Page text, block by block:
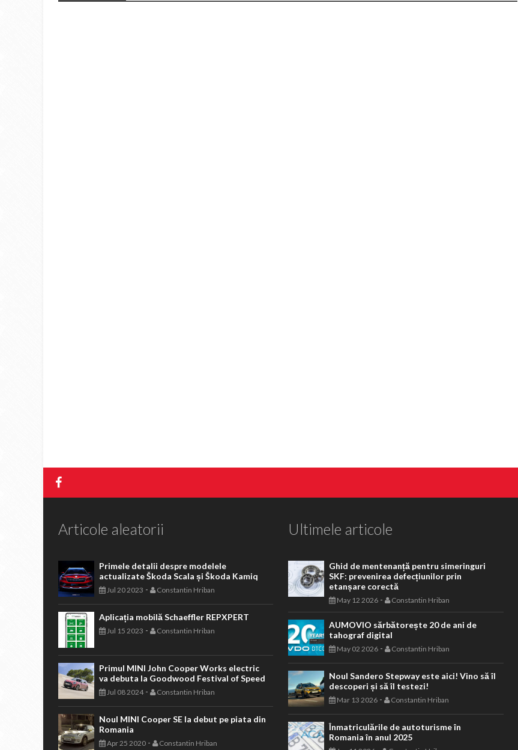
Articole aleatorii
Primele detalii despre modelele
actualizate Škoda Scala și Škoda Kamiq
Jul 20 2023 - Constantin Hriban
Aplicația mobilă Schaeffler REPXPERT
Jul 15 2023 - Constantin Hriban
Primul MINI John Cooper Works electric
va debuta la Goodwood Festival of Speed
Jul 08 2024- Constantin Hriban
Noul MINI Cooper SE la debut pe piata din
Romania
Apr 25 2020 - Constantin Hriban
Ultimele articole
Ghid de mentenanță pentru simeringuri
SKF: prevenirea defecțiunilor prin
etanșare corectă
May 12 2026 - Constantin Hriban
AUMOVIO sărbătorește 20 de ani de
tahograf digital
May 02 2026 - Constantin Hriban
Noul Sandero Stepway este aici! Vino să îl
descoperi și să îl testezi!
Mar 13 2026 - Constantin Hriban
Înmatriculările de autoturisme în
Romania în anul 2025